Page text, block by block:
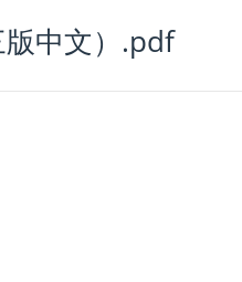
版中文）.pdf